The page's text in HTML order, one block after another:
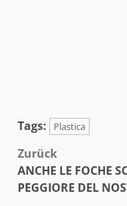
Tags: Plastica
Zurück
ANCHE LE FOCHE
PEGGIORE DEL